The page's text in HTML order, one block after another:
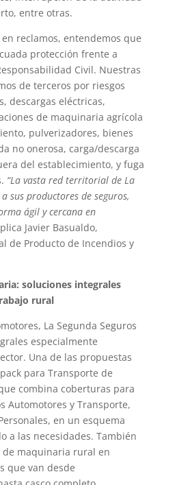
entre otras.
reclamos, entendemos que
protección frente a
Civil. Nuestras
de terceros por riesgos
descargas eléctricas,
de maquinaria agrícola
pulverizadores, bienes
no onerosa, carga/descarga
del establecimiento, y fuga
“La vasta red territorial de La
sus productores de seguros,
ágil y cercana en
Javier Basualdo,
de Producto de Incendios y
soluciones integrales
rural
La Segunda Seguros
especialmente
Una de las propuestas
para Transporte de
combina coberturas para
Automotores y Transporte,
en un esquema
a las necesidades. También
maquinaria rural en
que van desde